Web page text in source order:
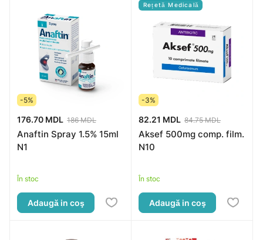
-5%
176.70 MDL 186 MDL
Anaftin Spray 1.5% 15ml
N1
În stoc
Adaugă in coş
Rețetă Medicală
-3%
82.21 MDL 84.75 MDL
Aksef 500mg comp. film.
N10
În stoc
Adaugă in coş